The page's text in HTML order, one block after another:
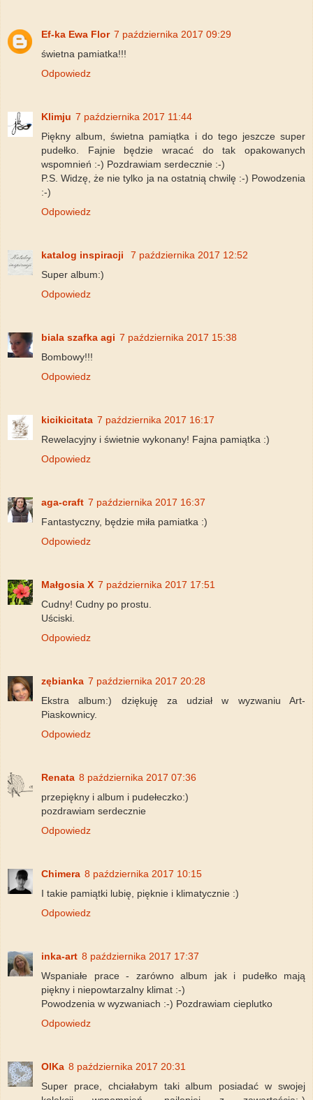
Ef-ka Ewa Flor 7 października 2017 09:29
świetna pamiatka!!!
Odpowiedz
Klimju 7 października 2017 11:44
Piękny album, świetna pamiątka i do tego jeszcze super
pudełko. Fajnie będzie wracać do tak opakowanych
wspomnień :-) Pozdrawiam serdecznie :-)
P.S. Widzę, że nie tylko ja na ostatnią chwilę :-) Powodzenia
:-)
Odpowiedz
katalog inspiracji
7 października 2017 12:52
Super album:)
Odpowiedz
biala szafka agi 7 października 2017 15:38
Bombowy!!!
Odpowiedz
kicikicitata 7 października 2017 16:17
Rewelacyjny i świetnie wykonany! Fajna pamiątka :)
Odpowiedz
aga-craft 7 października 2017 16:37
Fantastyczny, będzie miła pamiatka :)
Odpowiedz
Małgosia X 7 października 2017 17:51
Cudny! Cudny po prostu.
Uściski.
Odpowiedz
zębianka 7 października 2017 20:28
Ekstra album:) dziękuję za udział w wyzwaniu Art-
Piaskownicy.
Odpowiedz
Renata 8 października 2017 07:36
przepiękny i album i pudełeczko:)
pozdrawiam serdecznie
Odpowiedz
Chimera 8 października 2017 10:15
I takie pamiątki lubię, pięknie i klimatycznie :)
Odpowiedz
inka-art 8 października 2017 17:37
Wspaniałe prace - zarówno album jak i pudełko mają
piękny i niepowtarzalny klimat :-)
Powodzenia w wyzwaniach :-) Pozdrawiam cieplutko
Odpowiedz
OlKa 8 października 2017 20:31
Super prace, chciałabym taki album posiadać w swojej